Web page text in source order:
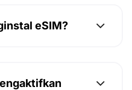
eSIM?